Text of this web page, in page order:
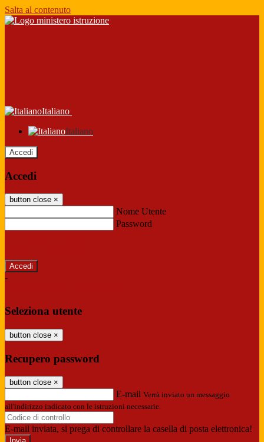
Salta al contenuto
Italiano
Italiano
Accedi
Accedi
button close ×
Nome Utente
Password
-
Seleziona utente
button close ×
Recupero password
button close ×
E-mail Verrà inviato un messaggio
all'indirizzo indicato con le istruzioni necessarie.
E-mail inviata, si prega di controllare la casella di posta elettronica!